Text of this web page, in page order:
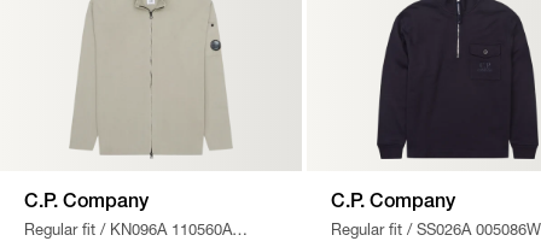
C.P. Company
Regular fit / KN096A 110560A
C.P. Company
Regular fit / SS026A 005086W